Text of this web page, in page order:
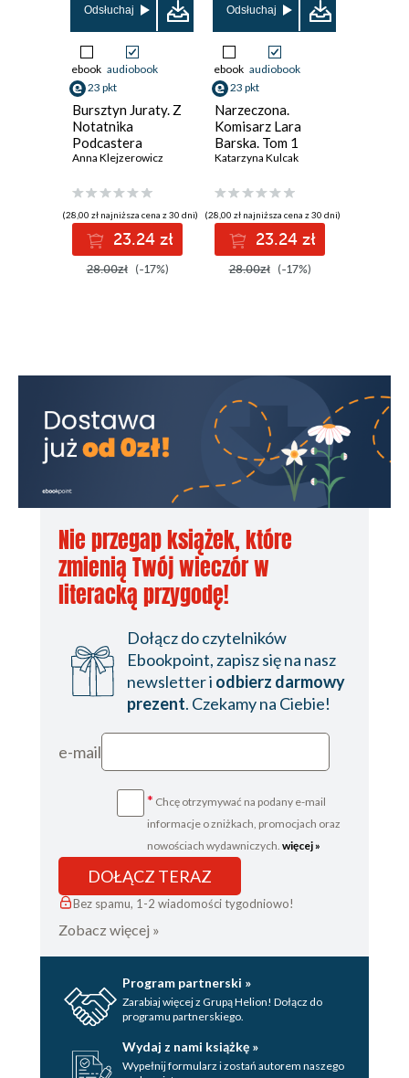
Odsłuchaj
ebook audiobook
23 pkt
Bursztyn Juraty. Z
Notatnika
Podcastera
Kryminalnego.
Anna Klejzerowicz
(28,00 zł najniższa cena z 30 dni)
23.24 zł
28.00zł (-17%)
Odsłuchaj
ebook audiobook
23 pkt
Narzeczona.
Komisarz Lara
Barska. Tom 1
Katarzyna Kulcak
(28,00 zł najniższa cena z 30 dni)
23.24 zł
28.00zł (-17%)
Nie przegap książek, które
zmienią Twój wieczór w
literacką przygodę!
Dołącz do czytelników
Ebookpoint, zapisz się na nasz
newsletter i odbierz darmowy
prezent. Czekamy na Ciebie!
e-mail
* Chcę otrzymywać na podany e-mail
informacje o zniżkach, promocjach oraz
nowościach wydawniczych. więcej »
DOŁĄCZ TERAZ
Bez spamu, 1-2 wiadomości tygodniowo!
Zobacz więcej »
Program partnerski »
Zarabiaj więcej z Grupą Helion! Dołącz do
programu partnerskiego.
Wydaj z nami książkę »
Wypełnij formularz i zostań autorem naszego